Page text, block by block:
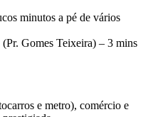
minutos a pé de vários
(Pr. Gomes Teixeira) – 3 mins
e metro), comércio e